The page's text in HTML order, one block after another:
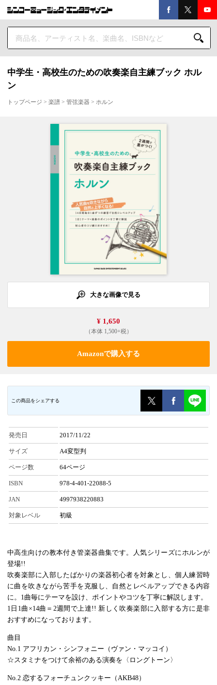
中学生・高校生のための吹奏楽自主練ブック ホル
ン
トップページ > 楽譜 > 管弦楽器 > ホルン
大きな画像で見る
¥ 1,650
（本体 1,500+税）
Amazonで購入する
この商品をシェアする
発売日 2017/11/22
サイズ A4変型判
ページ数 64ページ
ISBN 978-4-401-22088-5
JAN 4997938220883
対象レベル 初級
中高生向けの教本付き管楽器曲集です。人気シリーズにホルンが
登場!!
吹奏楽部に入部したばかりの楽器初心者を対象とし、個人練習時
に曲を吹きながら苦手を克服し、自然とレベルアップできる内容
に。1曲毎にテーマを設け、ポイントやコツを丁寧に解説します。
1日1曲×14曲＝2週間で上達!! 新しく吹奏楽部に入部する方に是非
おすすめになっております。
曲目
No.1 アフリカン・シンフォニー（ヴァン・マッコイ）
☆スタミナをつけて余裕のある演奏を〈ロングトーン〉
No.2 恋するフォーチュンクッキー（AKB48）